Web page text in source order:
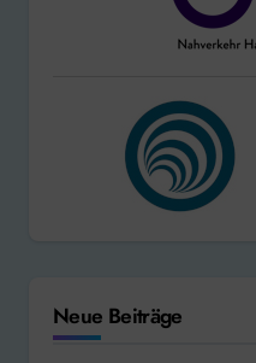
Neue Beiträge